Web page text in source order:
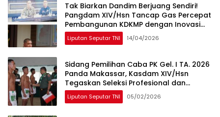
Tak Biarkan Dandim Berjuang Sendiri!
Pangdam XIV/Hsn Tancap Gas Percepat
Pembangunan KDKMP dengan Inovasi
Workshop
Liputan Seputar TNI 14/04/2026
Sidang Pemilihan Caba PK Gel. I TA. 2026
Panda Makassar, Kasdam XIV/Hsn
Tegaskan Seleksi Profesional dan
Objektif
Liputan Seputar TNI 05/02/2026